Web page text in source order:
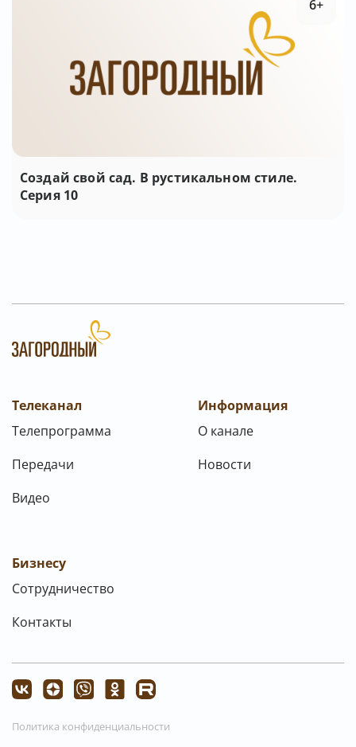
Создай свой сад. В рустикальном стиле.
Серия 10
6+
Телеканал
Телепрограмма
Передачи
Видео
Информация
О канале
Новости
Бизнесу
Сотрудничество
Контакты
Политика конфиденциальности